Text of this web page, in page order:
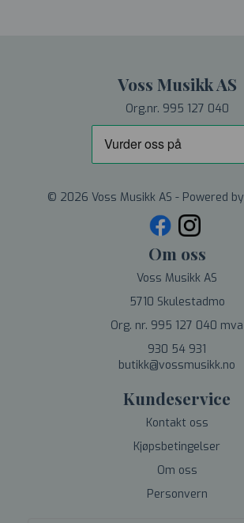
Voss Musikk AS
Org.nr. 995 127 040
© 2026 Voss Musikk AS - Powered by
Om oss
Voss Musikk AS
5710 Skulestadmo
Org. nr. 995 127 040 mva
930 54 931
butikk@vossmusikk.no
Kundeservice
Kontakt oss
Kjøpsbetingelser
Om oss
Personvern